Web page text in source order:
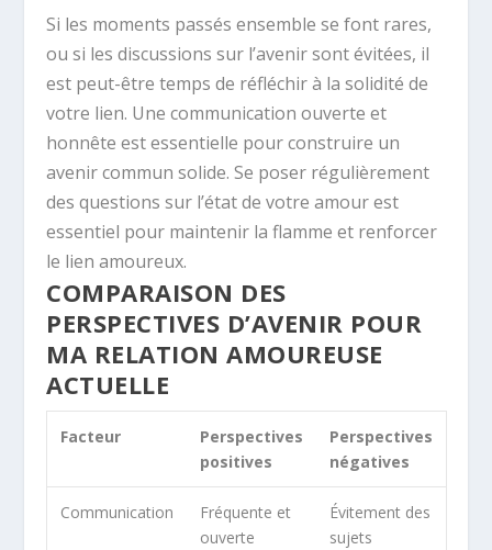
Si les moments passés ensemble se font rares,
ou si les discussions sur l’avenir sont évitées, il
est peut-être temps de réfléchir à la solidité de
votre lien. Une communication ouverte et
honnête est essentielle pour construire un
avenir commun solide. Se poser régulièrement
des questions sur l’état de votre amour est
essentiel pour maintenir la flamme et renforcer
le lien amoureux.
COMPARAISON DES
PERSPECTIVES D’AVENIR POUR
MA RELATION AMOUREUSE
ACTUELLE
Facteur
Perspectives
positives
Perspectives
négatives
Communication
Fréquente et
ouverte
Évitement des
sujets